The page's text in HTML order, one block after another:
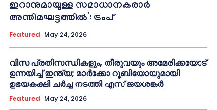
ഇറാനുമായുള്ള സമാധാനകരാർ
അന്തിമഘട്ടത്തിൽ‌’: ട്രംപ്
Featured May 24, 2026
വിസ പ്രതിസന്ധികളും, തീരുവയും അമേരിക്കയോട്
ഉന്നയിച്ച് ഇന്ത്യ; മാർക്കോ റൂബിയോയുമായി
ഉഭയകക്ഷി ചർച്ച നടത്തി എസ് ജയശങ്കർ
Featured May 24, 2026